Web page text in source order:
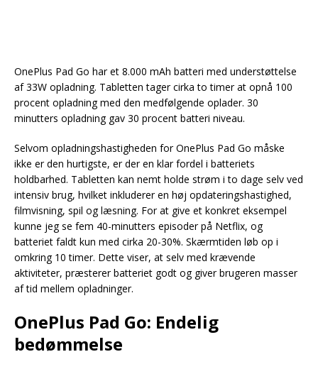
OnePlus Pad Go har et 8.000 mAh batteri med understøttelse
af 33W opladning. Tabletten tager cirka to timer at opnå 100
procent opladning med den medfølgende oplader. 30
minutters opladning gav 30 procent batteri niveau.
Selvom opladningshastigheden for OnePlus Pad Go måske
ikke er den hurtigste, er der en klar fordel i batteriets
holdbarhed. Tabletten kan nemt holde strøm i to dage selv ved
intensiv brug, hvilket inkluderer en høj opdateringshastighed,
filmvisning, spil og læsning. For at give et konkret eksempel
kunne jeg se fem 40-minutters episoder på Netflix, og
batteriet faldt kun med cirka 20-30%. Skærmtiden løb op i
omkring 10 timer. Dette viser, at selv med krævende
aktiviteter, præsterer batteriet godt og giver brugeren masser
af tid mellem opladninger.
OnePlus Pad Go: Endelig
bedømmelse